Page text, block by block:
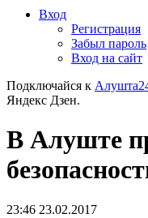
Вход
Регистрация
Забыл пароль
Вход на сайт
Подключайся к
Яндекс Дзен.
В Алуште
23:46 23.02.2017